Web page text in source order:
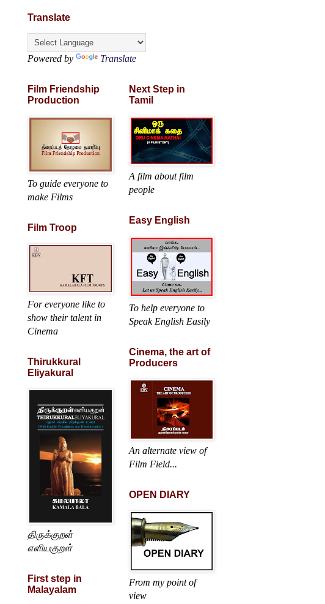
Translate
Powered by Translate
Film Friendship
Production
To guide everyone to
make Films
Film Troop
For everyone like to
show their talent in
Cinema
Thirukkural
Eliyakural
திருக்குறள்
எளியகுறள்
First step in
Malayalam
Next Step in
Tamil
A film about film
people
Easy English
To help everyone to
Speak English Easily
Cinema, the art of
Producers
An alternate view of
Film Field...
OPEN DIARY
From my point of
view